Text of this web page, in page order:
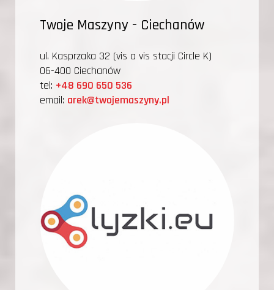
Twoje Maszyny - Ciechanów
ul. Kasprzaka 32 (vis a vis stacji Circle K)
06-400 Ciechanów
tel: +48 690 650 536
email: arek@twojemaszyny.pl